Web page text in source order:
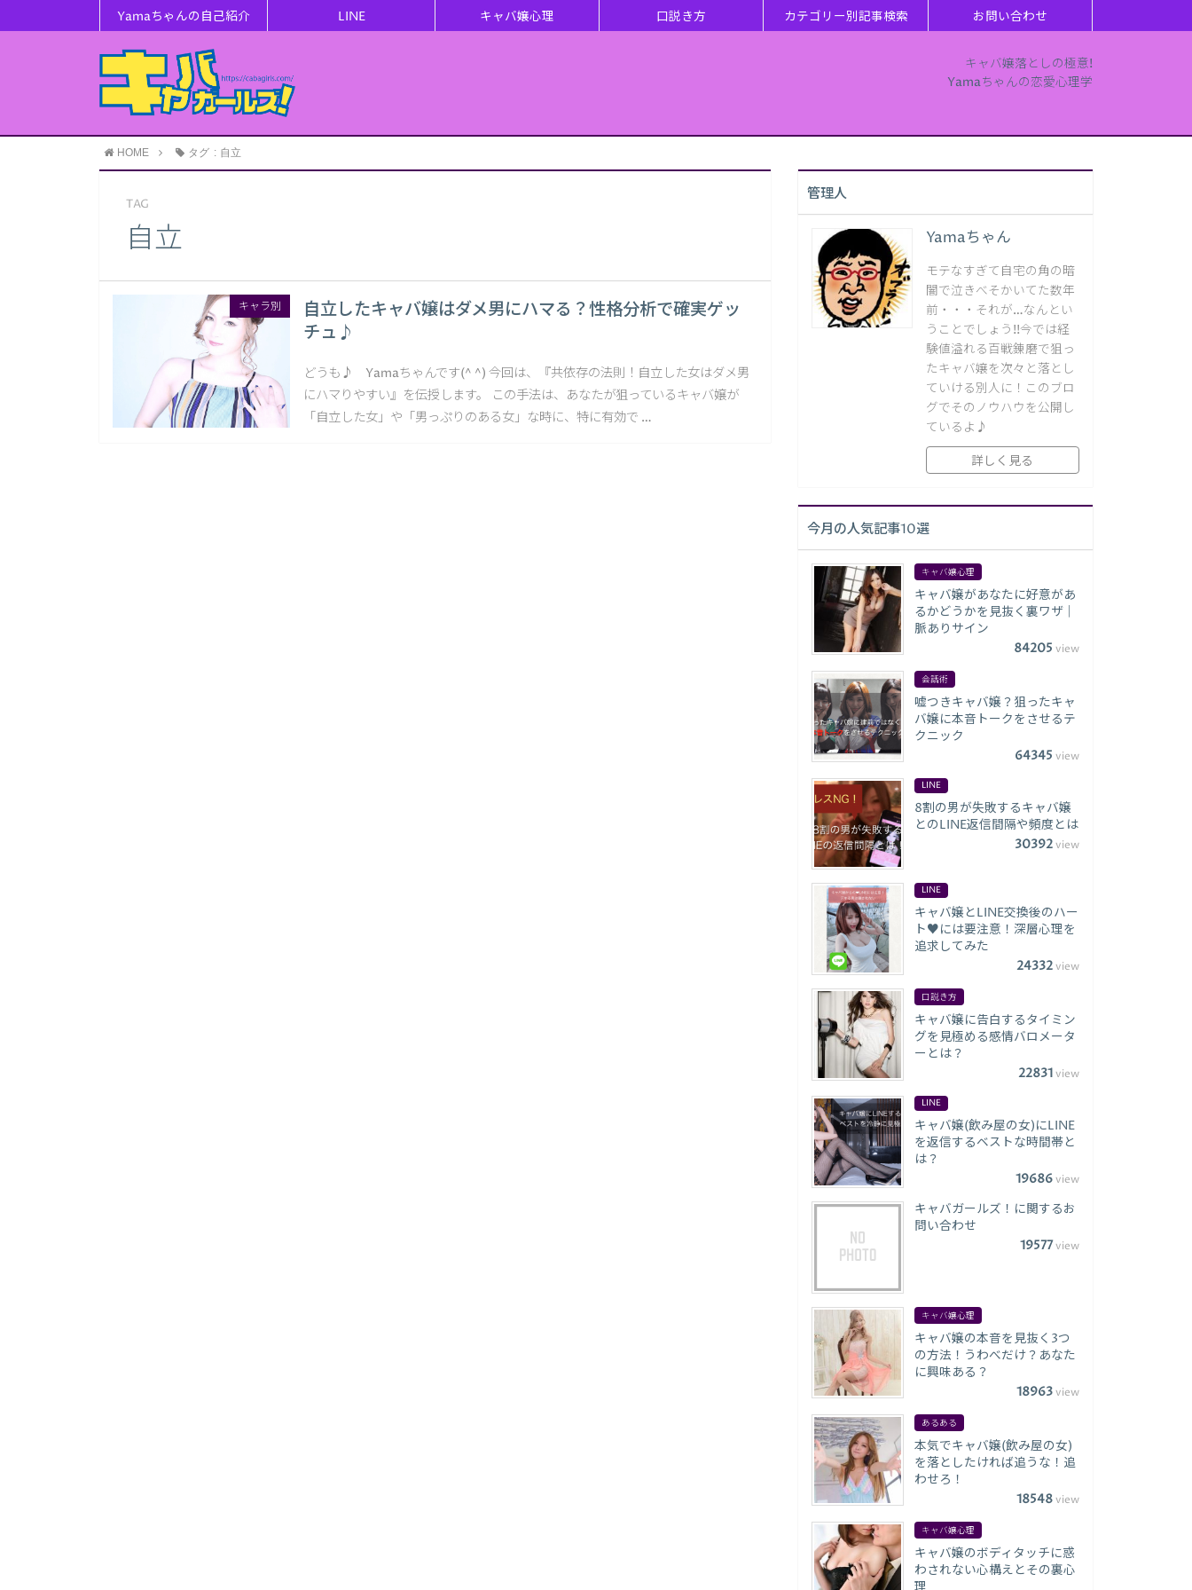
Yamaちゃんの自己紹介 LINE キャバ嬢心理 口説き方 カテゴリー別記事検索 お問い合わせ
キャバ嬢落としの極意!
Yamaちゃんの恋愛心理学
HOME タグ : 自立
TAG
自立
キャラ別
自立したキャバ嬢はダメ男にハマる？性格分析で確実ゲッ
チュ♪
どうも♪ Yamaちゃんです(^ ^) 今回は、『共依存の法則！自立した女はダメ男
にハマりやすい』を伝授します。 この手法は、あなたが狙っているキャバ嬢が
「自立した女」や「男っぷりのある女」な時に、特に有効で …
管理人
Yamaちゃん
モテなすぎて自宅の角の暗
闇で泣きべそかいてた数年
前・・・それが…なんとい
うことでしょう!!今では経
験値溢れる百戦錬磨で狙っ
たキャバ嬢を次々と落とし
ていける別人に！このブロ
グでそのノウハウを公開し
ているよ♪
詳しく見る
今月の人気記事10選
キャバ嬢心理
キャバ嬢があなたに好意があ
るかどうかを見抜く裏ワザ｜
脈ありサイン
84205 view
会話術
嘘つきキャバ嬢？狙ったキャ
バ嬢に本音トークをさせるテ
クニック
64345 view
LINE
8割の男が失敗するキャバ嬢
とのLINE返信間隔や頻度とは
30392view
LINE
キャバ嬢とLINE交換後のハー
ト♥には要注意！深層心理を
追求してみた
24332view
口説き方
キャバ嬢に告白するタイミン
グを見極める感情バロメータ
ーとは？
22831view
LINE
キャバ嬢(飲み屋の女)にLINE
を返信するベストな時間帯と
は？
19686view
キャバガールズ！に関するお
問い合わせ
19577view
キャバ嬢心理
キャバ嬢の本音を見抜く3つ
の方法！うわべだけ？あなた
に興味ある？
18963view
あるある
本気でキャバ嬢(飲み屋の女)
を落としたければ追うな！追
わせろ！
18548view
キャバ嬢心理
キャバ嬢のボディタッチに惑
わされない心構えとその裏心